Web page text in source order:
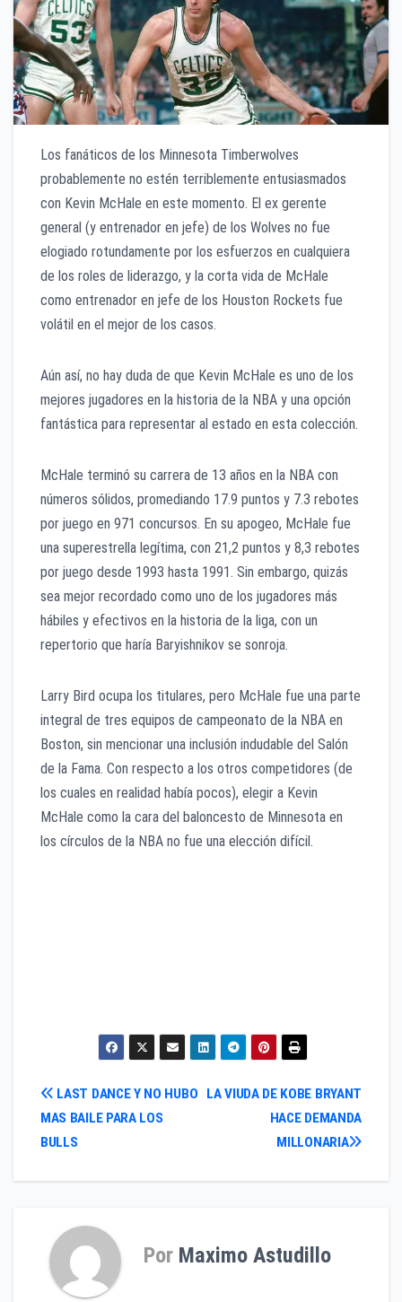
Los fanáticos de los Minnesota Timberwolves
probablemente no estén terriblemente entusiasmados
con Kevin McHale en este momento. El ex gerente
general (y entrenador en jefe) de los Wolves no fue
elogiado rotundamente por los esfuerzos en cualquiera
de los roles de liderazgo, y la corta vida de McHale
como entrenador en jefe de los Houston Rockets fue
volátil en el mejor de los casos.
Aún así, no hay duda de que Kevin McHale es uno de los
mejores jugadores en la historia de la NBA y una opción
fantástica para representar al estado en esta colección.
McHale terminó su carrera de 13 años en la NBA con
números sólidos, promediando 17.9 puntos y 7.3 rebotes
por juego en 971 concursos. En su apogeo, McHale fue
una superestrella legítima, con 21,2 puntos y 8,3 rebotes
por juego desde 1993 hasta 1991. Sin embargo, quizás
sea mejor recordado como uno de los jugadores más
hábiles y efectivos en la historia de la liga, con un
repertorio que haría Baryishnikov se sonroja.
Larry Bird ocupa los titulares, pero McHale fue una parte
integral de tres equipos de campeonato de la NBA en
Boston, sin mencionar una inclusión indudable del Salón
de la Fama. Con respecto a los otros competidores (de
los cuales en realidad había pocos), elegir a Kevin
McHale como la cara del baloncesto de Minnesota en
los círculos de la NBA no fue una elección difícil.
Navegación
de
entradas
LA VIUDA DE KOBE BRYANT
HACE DEMANDA
MILLONARIA
LAST DANCE Y NO HUBO
MAS BAILE PARA LOS
BULLS
Por Maximo Astudillo